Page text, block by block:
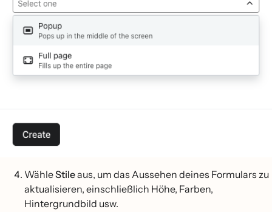
WähleStileaus, um das Aussehen deines Formulars zu
aktualisieren, einschließlich Höhe, Farben,
Hintergrundbild usw.